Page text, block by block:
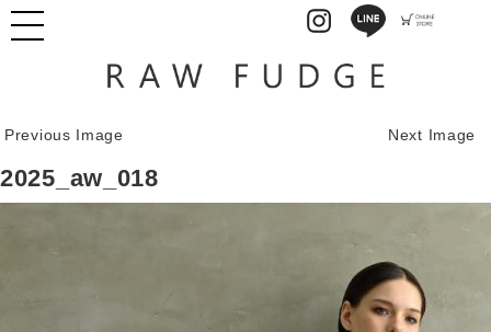
Previous Image Next Image
2025_aw_018